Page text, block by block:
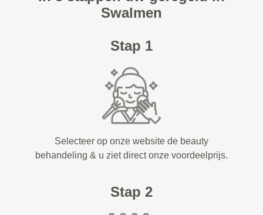
Swalmen
Stap 1
Selecteer op onze website de beauty
behandeling & u ziet direct onze voordeelprijs.
Stap 2